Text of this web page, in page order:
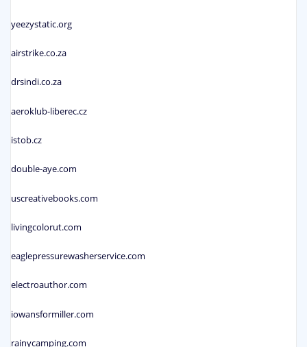
yeezystatic.org
airstrike.co.za
drsindi.co.za
aeroklub-liberec.cz
istob.cz
double-aye.com
uscreativebooks.com
livingcolorut.com
eaglepressurewasherservice.com
electroauthor.com
iowansformiller.com
rainycamping.com